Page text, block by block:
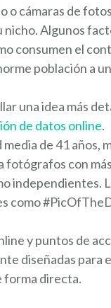
cámaras de
Algunos
consumen el
población a
una idea más
de datos online.
de 41 años,
con
como
y puntos de
diseñadas para
forma directa.